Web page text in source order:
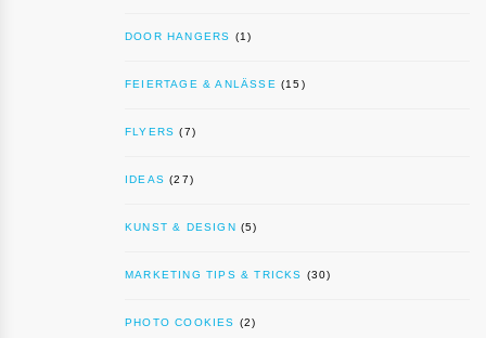
DOOR HANGERS (1)
FEIERTAGE & ANLÄSSE (15)
FLYERS (7)
IDEAS (27)
KUNST & DESIGN (5)
MARKETING TIPS & TRICKS (30)
PHOTO COOKIES (2)